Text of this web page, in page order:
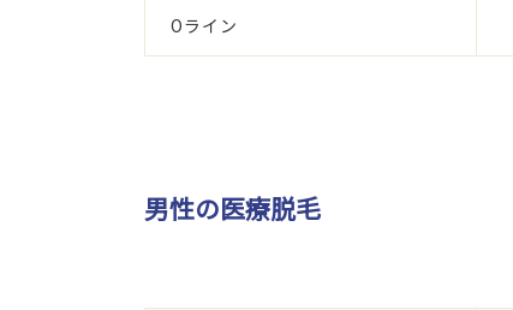
Oライン
男性の医療脱毛